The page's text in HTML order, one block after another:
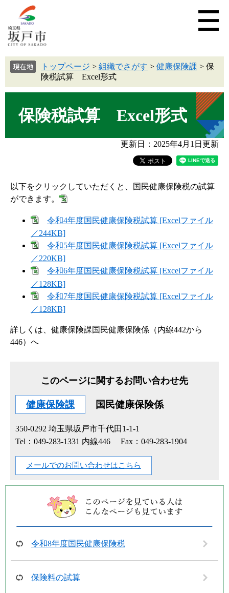
トップページ > 組織でさがす > 健康保険課 > 保
険税試算 Excel形式
保険税試算 Excel形式
更新日：2025年4月1日更新
以下をクリックしていただくと、国民健康保険税の試算
ができます。
令和4年度国民健康保険税試算 [Excelファイル
／244KB]
令和5年度国民健康保険税試算 [Excelファイル
／220KB]
令和6年度国民健康保険税試算 [Excelファイル
／128KB]
令和7年度国民健康保険税試算 [Excelファイル
／128KB]
詳しくは、健康保険課国民健康保険係（内線442から
446）へ
このページに関するお問い合わせ先
健康保険課 国民健康保険係
350-0292 埼玉県坂戸市千代田1-1-1
Tel：049-283-1331 内線446
Fax：049-283-1904
メールでのお問い合わせはこちら
令和8年度国民健康保険税
保険料の試算